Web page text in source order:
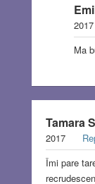
2017
Ma
Tamara
2017
Îmi pare